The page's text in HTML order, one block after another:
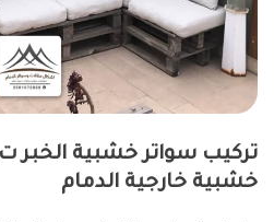
خشبية خارجية الدمام